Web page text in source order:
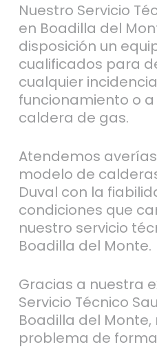
Nuestro Servicio
en Boadilla del
disposición un
cualificados para
cualquier
funcionamiento o
caldera de gas.
Atendemos
modelo de
Duval con la
condiciones que
nuestro servicio
Boadilla del Monte.
Gracias a nuestra
Servicio Técnico
Boadilla del
problema de